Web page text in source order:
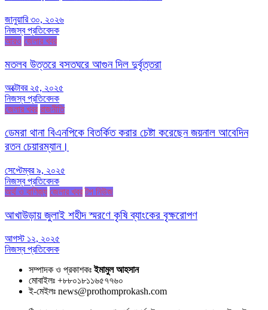
জানুয়ারি ৩০, ২০২৬
নিজস্ব প্রতিবেদক
আরও জেলার খবর
মতলব উত্তরে বসতঘরে আগুন দিল দুর্বৃত্তরা
অক্টোবর ২৫, ২০২৫
নিজস্ব প্রতিবেদক
জেলার খবর রাজনীতি
ডেমরা থানা বিএনপিকে বিতর্কিত করার চেষ্টা করেছেন জয়নাল আবেদিন
রতন চেয়ারম্যান।
সেপ্টেম্বর ৯, ২০২৫
নিজস্ব প্রতিবেদক
অর্থ ও বাণিজ্য জেলার খবর টপ নিউজ
আখাউড়ায় জুলাই শহীদ স্মরণে কৃষি ব্যাংকের বৃক্ষরোপণ
আগস্ট ১২, ২০২৫
নিজস্ব প্রতিবেদক
সম্পাদক ও প্রকাশকঃইমামুল আহসান
মোবাইলঃ +৮৮০১৮১১৬৫৭৭৬০
ই-মেইলঃ news@prothomprokash.com